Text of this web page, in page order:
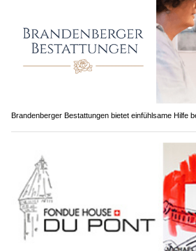
Brandenberger Bestattungen bietet einfühlsame Hilfe